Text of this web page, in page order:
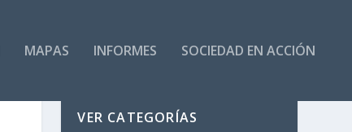
MAPAS INFORMES SOCIEDAD EN ACCIÓN
VER CATEGORÍAS